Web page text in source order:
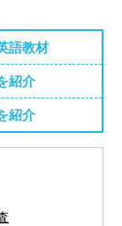
語教材
紹介
紹介